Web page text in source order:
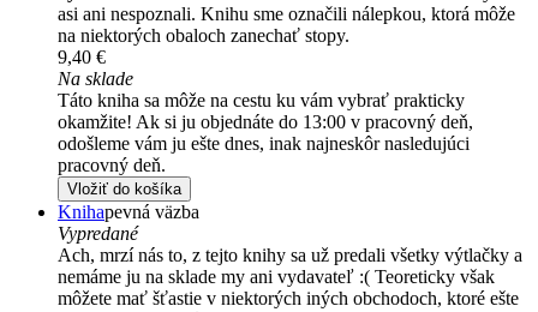
asi ani nespoznali. Knihu sme označili nálepkou, ktorá môže
na niektorých obaloch zanechať stopy.
9,40 €
Na sklade
Táto kniha sa môže na cestu ku vám vybrať prakticky
okamžite! Ak si ju objednáte do 13:00 v pracovný deň,
odošleme vám ju ešte dnes, inak najneskôr nasledujúci
pracovný deň.
Vložiť do košíka
Knihapevná väzba
Vypredané
Ach, mrzí nás to, z tejto knihy sa už predali všetky výtlačky a
nemáme ju na sklade my ani vydavateľ :( Teoreticky však
môžete mať šťastie v niektorých iných obchodoch, ktoré ešte